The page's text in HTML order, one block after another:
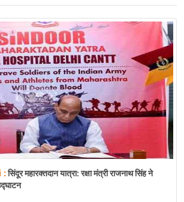
:सिंदूर महारक्तदान यात्रा: रक्षा मंत्री राजनाथ सिंह ने